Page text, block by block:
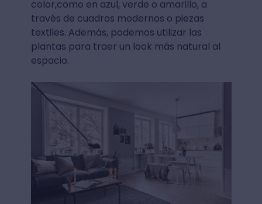
color,como en azul, verde o amarillo, a
través de cuadros modernos o piezas
textiles. Además, podemos utilizar las
plantas para traer un look más natural al
espacio.